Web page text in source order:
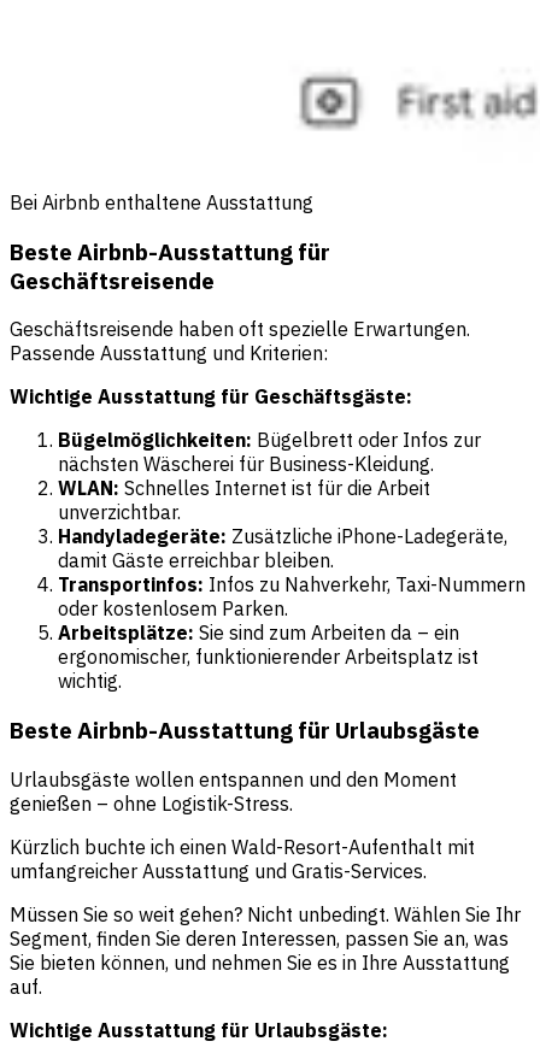
Bei Airbnb enthaltene Ausstattung
Beste Airbnb-Ausstattung für
Geschäftsreisende
Geschäftsreisende haben oft spezielle Erwartungen.
Passende Ausstattung und Kriterien:
Wichtige Ausstattung für Geschäftsgäste:
Bügelmöglichkeiten: Bügelbrett oder Infos zur
nächsten Wäscherei für Business-Kleidung.
WLAN: Schnelles Internet ist für die Arbeit
unverzichtbar.
Handyladegeräte: Zusätzliche iPhone-Ladegeräte,
damit Gäste erreichbar bleiben.
Transportinfos: Infos zu Nahverkehr, Taxi-Nummern
oder kostenlosem Parken.
Arbeitsplätze: Sie sind zum Arbeiten da – ein
ergonomischer, funktionierender Arbeitsplatz ist
wichtig.
Beste Airbnb-Ausstattung für Urlaubsgäste
Urlaubsgäste wollen entspannen und den Moment
genießen – ohne Logistik-Stress.
Kürzlich buchte ich einen Wald-Resort-Aufenthalt mit
umfangreicher Ausstattung und Gratis-Services.
Müssen Sie so weit gehen? Nicht unbedingt. Wählen Sie Ihr
Segment, finden Sie deren Interessen, passen Sie an, was
Sie bieten können, und nehmen Sie es in Ihre Ausstattung
auf.
Wichtige Ausstattung für Urlaubsgäste: